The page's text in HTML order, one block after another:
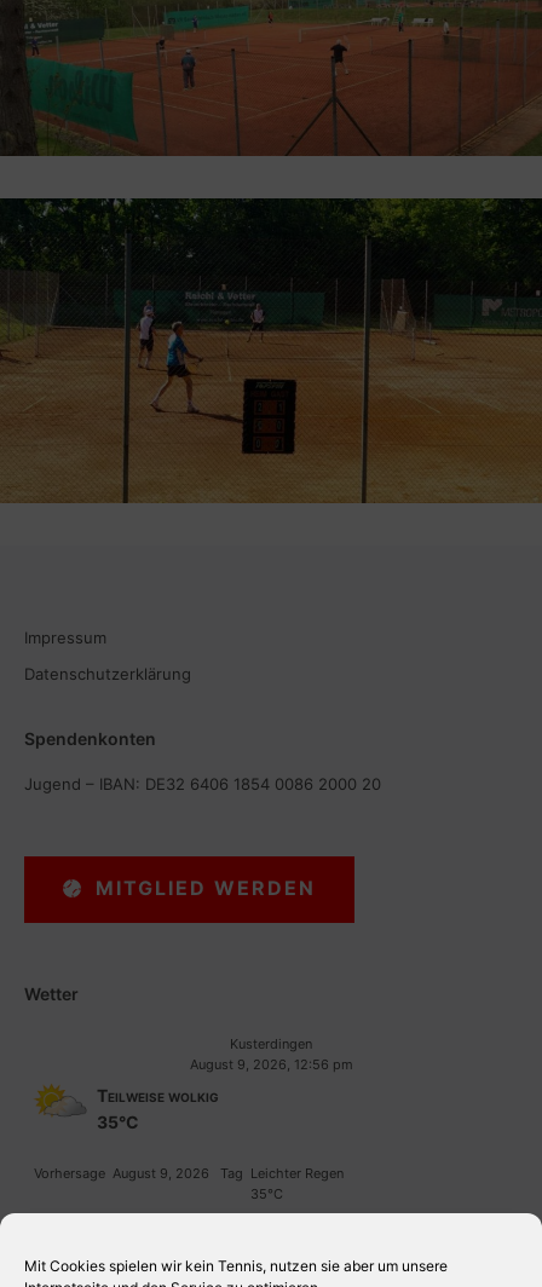
Mit Cookies spielen wir kein Tennis, nutzen sie aber um unsere
Impressum
Datenschutzerklärung
Spendenkonten
Jugend – IBAN: DE32 6406 1854 0086 2000 20
MITGLIED WERDEN
Wetter
Kusterdingen
August 9, 2026, 12:56 pm
Teilweise wolkig
35°C
Vorhersage August 9, 2026 Tag Leichter Regen
35°C